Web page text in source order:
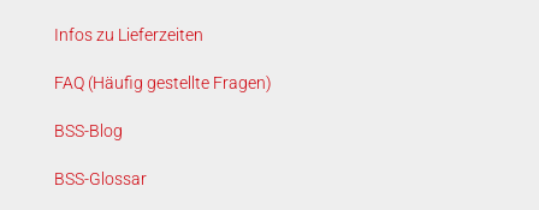
Infos zu Lieferzeiten
FAQ (Häufig gestellte Fragen)
BSS-Blog
BSS-Glossar